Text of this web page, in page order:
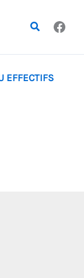
Rechercher
EFFECTIFS